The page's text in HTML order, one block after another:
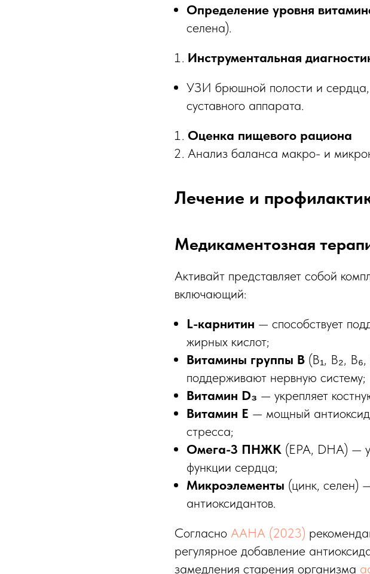
Определение уровня
селена).
Инструментальная
УЗИ брюшной полости и сердца,
суставного аппарата.
Оценка пищевого рациона
Анализ баланса макро- и
Лечение и
Медикаментозная
Активайт представляет собой
включающий:
L-карнитин — способствует
жирных кислот;
Витамины группы B (B₁, B₂,
поддерживают нервную систему;
Витамин D₃ — укрепляет
Витамин E — мощный
стресса;
Омега-3 ПНЖК (EPA, DHA) —
функции сердца;
Микроэлементы (цинк, селен)
антиоксидантов.
Согласно AAHA (2023)
регулярное добавление
замедления старения организма